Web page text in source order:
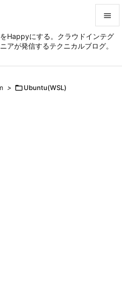
Happyにする。クラウドインテグ
アが発信するテクニカルブログ。


メニュ
> Ubuntu(WSL)